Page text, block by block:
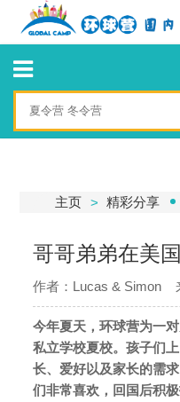
主页 精彩分享
哥哥弟弟在美
作者：Lucas &
今年夏天，环球营为一
私立学校夏校。孩子们
长、爱好以及家长的需
们非常喜欢，回国后积